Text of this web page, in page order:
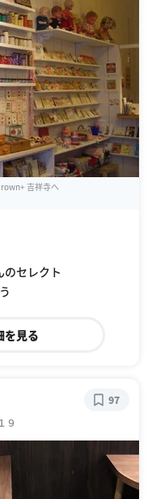
吉祥寺へ
セレクト
を見る
９
97